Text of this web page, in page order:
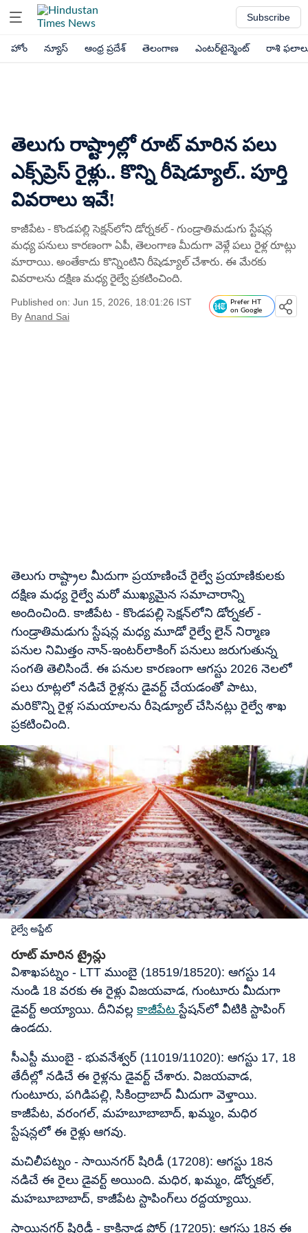
Subscribe
హోం న్యూస్ ఆంధ్ర ప్రదేశ్ తెలంగాణ ఎంటర్‌టైన్మెంట్ రాశి
తెలుగు రాష్ట్రాల్లో రూట్ మారిన పలు
ఎక్స్‌ప్రెస్ రైళ్లు.. కొన్ని రీషెడ్యూల్.. పూర్తి
వివరాలు ఇవే!
కాజీపేట - కొండపల్లి సెక్షన్‌లోని డోర్నకల్ - గుండ్రాతిమడుగు స్టేషన్ల
మధ్య పనులు కారణంగా ఏపీ, తెలంగాణ మీదుగా వెళ్లే పలు రైళ్ల రూట్లు
మారాయి. అంతేకాదు కొన్నింటిని రీషెడ్యూల్ చేశారు. ఈ మేరకు
వివరాలను దక్షిణ మధ్య రైల్వే ప్రకటించింది.
Published on: Jun 15, 2026, 18:01:26 IST
By Anand Sai
Prefer HT
on Google
తెలుగు రాష్ట్రాల మీదుగా ప్రయాణించే రైల్వే ప్రయాణికులకు
దక్షిణ మధ్య రైల్వే మరో ముఖ్యమైన సమాచారాన్ని
అందించింది. కాజీపేట - కొండపల్లి సెక్షన్‌లోని డోర్నకల్ -
గుండ్రాతిమడుగు స్టేషన్ల మధ్య మూడో రైల్వే లైన్ నిర్మాణ
పనుల నిమిత్తం నాన్-ఇంటర్‌లాకింగ్ పనులు జరుగుతున్న
సంగతి తెలిసిందే. ఈ పనుల కారణంగా ఆగస్టు 2026 నెలలో
పలు రూట్లలో నడిచే రైళ్లను డైవర్ట్ చేయడంతో పాటు,
మరికొన్ని రైళ్ల సమయాలను రీషెడ్యూల్ చేసినట్లు రైల్వే శాఖ
ప్రకటించింది.
రైల్వే అప్డేట్
రూట్ మారిన ట్రైన్లు
విశాఖపట్నం - LTT ముంబై (18519/18520): ఆగస్టు 14
నుండి 18 వరకు ఈ రైళ్లు విజయవాడ, గుంటూరు మీదుగా
డైవర్ట్ అయ్యాయి. దీనివల్ల కాజీపేటస్టేషన్‌లో వీటికి స్టాపింగ్
ఉండదు.
సీఎస్టీ ముంబై - భువనేశ్వర్ (11019/11020): ఆగస్టు 17, 18
తేదీల్లో నడిచే ఈ రైళ్లను డైవర్ట్ చేశారు. విజయవాడ,
గుంటూరు, పగిడిపల్లి, సికింద్రాబాద్ మీదుగా వెళ్తాయి.
కాజీపేట, వరంగల్, మహబూబాబాద్, ఖమ్మం, మధిర
స్టేషన్లలో ఈ రైళ్లు ఆగవు.
మచిలీపట్నం - సాయినగర్ షిరిడీ (17208): ఆగస్టు 18న
నడిచే ఈ రైలు డైవర్ట్ అయింది. మధిర, ఖమ్మం, డోర్నకల్,
మహబూబాబాద్, కాజీపేట స్టాపింగ్‌లు రద్దయ్యాయి.
సాయినగర్ షిరిడీ - కాకినాడ పోర్ట్ (17205): ఆగస్టు 18న ఈ